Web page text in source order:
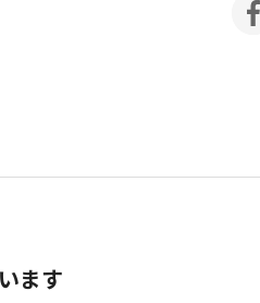
ます